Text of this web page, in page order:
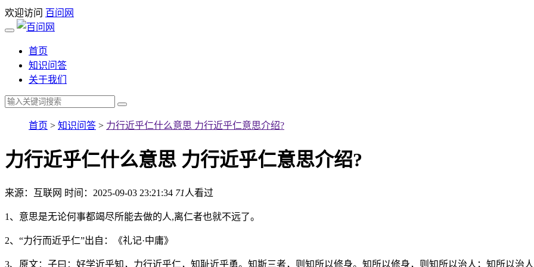
欢迎访问 百问网
首页
知识问答
关于我们
首页 > 知识问答 > 力行近乎仁什么意思 力行近乎仁意思介绍?
力行近乎仁什么意思 力行近乎仁意思介绍?
来源：互联网 时间：2025-09-03 23:21:34 71 人看过
1、意思是无论何事都竭尽所能去做的人,离仁者也就不远了。
2、“力行而近乎仁”出自：《礼记·中庸》
3、原文：子曰：好学近乎知，力行近乎仁，知耻近乎勇。知斯三者，则知所以修身。知所以修身，则知所以治人；知所以治